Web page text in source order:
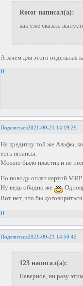
Rotor написал(а):
как уже сказал:
А зачем для этого отдельная
0
Поделиться2021-09-21 14:19:29
На кредитку той же Альфы,
есть нюансы.
Можно было пластик и не
По поводу оплат картой МИР
Ну ведь обидно же
Вот нет, что бы
0
Поделиться2021-09-21 14:50:42
123 написал(а):
Наверное, ни разу